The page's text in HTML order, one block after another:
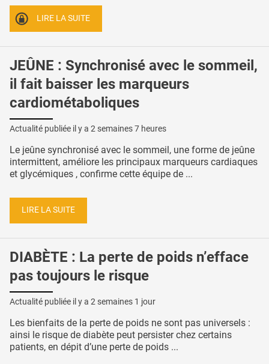
LIRE LA SUITE
JEÛNE : Synchronisé avec le sommeil,
il fait baisser les marqueurs
cardiométaboliques
Actualité publiée il y a 2 semaines 7 heures
Le jeûne synchronisé avec le sommeil, une forme de jeûne
intermittent, améliore les principaux marqueurs cardiaques
et glycémiques , confirme cette équipe de ...
LIRE LA SUITE
DIABÈTE : La perte de poids n’efface
pas toujours le risque
Actualité publiée il y a 2 semaines 1 jour
Les bienfaits de la perte de poids ne sont pas universels :
ainsi le risque de diabète peut persister chez certains
patients, en dépit d’une perte de poids ...